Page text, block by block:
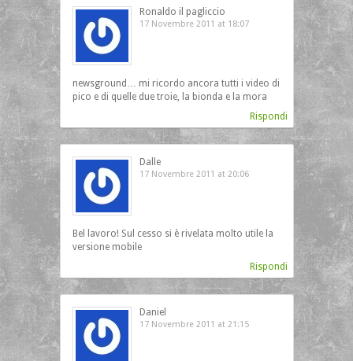
Ronaldo il pagliccio
17 Novembre 2011 at 18:07
newsground… mi ricordo ancora tutti i video di
pico e di quelle due troie, la bionda e la mora
Rispondi
Dalle
17 Novembre 2011 at 20:06
Bel lavoro! Sul cesso si è rivelata molto utile la
versione mobile
Rispondi
Daniel
17 Novembre 2011 at 21:15